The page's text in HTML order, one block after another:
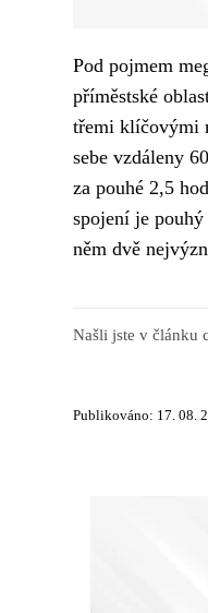
Pod pojmem
příměstské
třemi klíčovými
sebe vzdáleny
za pouhé 2,5
spojení je
něm dvě
Našli jste v článku
Publikováno: 17. 08.